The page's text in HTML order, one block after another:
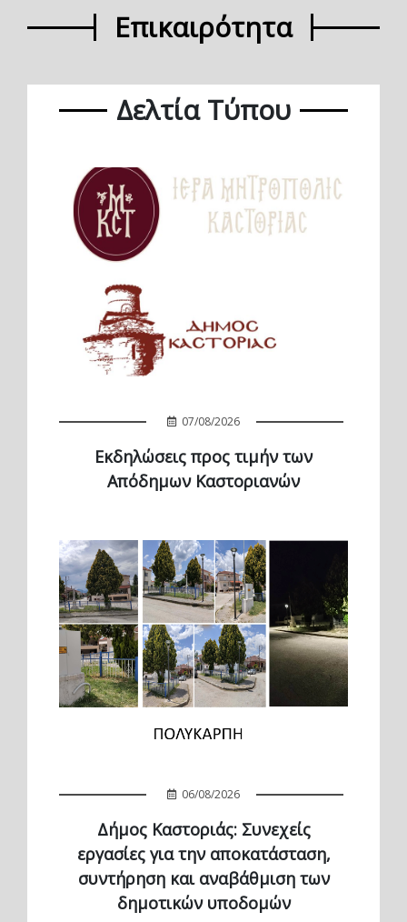
Επικαιρότητα
Δελτία Τύπου
07/08/2026
Εκδηλώσεις προς τιμήν των
Απόδημων Καστοριανών
06/08/2026
Δήμος Καστοριάς: Συνεχείς
εργασίες για την αποκατάσταση,
συντήρηση και αναβάθμιση των
δημοτικών υποδομών